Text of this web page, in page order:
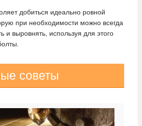
добиться идеально ровной
при необходимости можно всегда
и выровнять, используя для этого
советы